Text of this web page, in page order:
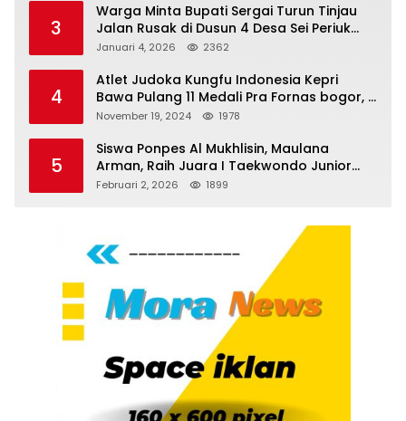
Tanjungpinang
3
Warga Minta Bupati Sergai Turun Tinjau
Jalan Rusak di Dusun 4 Desa Sei Periuk
Serdang Bedagai
Januari 4, 2026 2362
4
Atlet Judoka Kungfu Indonesia Kepri
Bawa Pulang 11 Medali Pra Fornas bogor, 3
Emas dan 8 Perunggu.
November 19, 2024 1978
5
Siswa Ponpes Al Mukhlisin, Maulana
Arman, Raih Juara I Taekwondo Junior
Putra di Riau National Championship 2026
Februari 2, 2026 1899